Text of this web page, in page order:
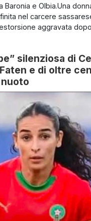
Baronia e Olbia.Una
nel carcere
aggravata
silenziosa di
e di oltre